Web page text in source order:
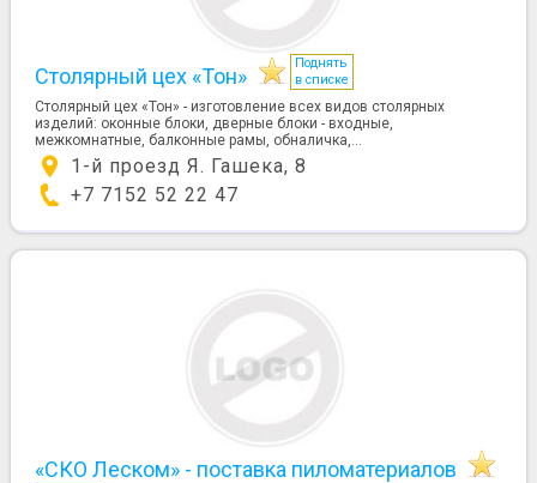
Столярный цех «Тон»
Поднять
в списке
Столярный цех «Тон» - изготовление всех видов столярных
изделий: оконные блоки, дверные блоки - входные,
межкомнатные, балконные рамы, обналичка,...
1-й проезд Я. Гашека, 8
+7 7152 52 22 47
«СКО Леском» - поставка пиломатериалов